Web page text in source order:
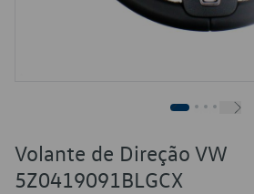
Volante de Direção VW
5Z0419091BLGCX